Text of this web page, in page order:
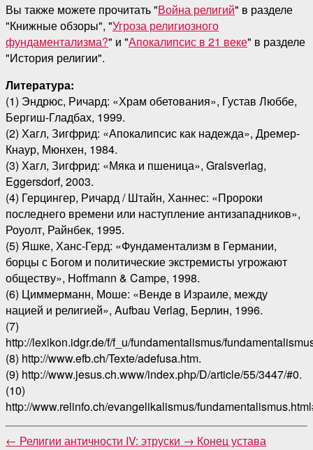
Вы также можете прочитать "Война религий" в разделе
"Книжные обзоры", "Угроза религиозного
фундаментализма?" и "Апокалипсис в 21 веке" в разделе
"История религии".
Литература:
(1) Эндрюс, Ричард: «Храм обетования», Густав Люббе,
Бергиш-Гладбах, 1999.
(2) Хагл, Зигфрид: «Апокалипсис как надежда», Дремер-
Кнаур, Мюнхен, 1984.
(3) Хагл, Зигфрид: «Мяка и пшеница», Gralsverlag,
Eggersdorf, 2003.
(4) Герцингер, Ричард / Штайн, Ханнес: «Пророки
последнего времени или наступление антизападников»,
Роуолт, Райнбек, 1995.
(5) Яшке, Ханс-Герд: «Фундаментализм в Германии,
борцы с Богом и политические экстремисты угрожают
обществу», Hoffmann & Campe, 1998.
(6) Циммерманн, Моше: «Венде в Израиле, между
нацией и религией», Aufbau Verlag, Берлин, 1996.
(7)
http://lexikon.idgr.de/f/f_u/fundamentalismus/
(8) http://www.efb.ch/Texte/adefusa.htm.
(9) http://www.jesus.ch.www/index.php/D/article/55/3447/#0.
(10)
http://www.relinfo.ch/evangelikalismus/
← Религии античности IV: этруски → Конец устава